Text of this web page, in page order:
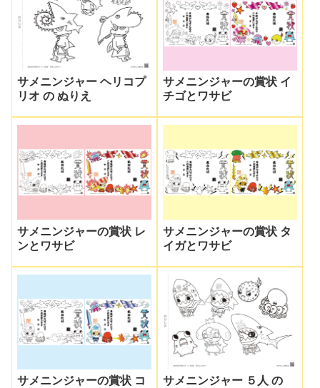
サメニンジャー ヘリコプ
リオ の ぬりえ
サメニンジャーの賞状 イ
チゴとワサビ
サメニンジャーの賞状 レ
ンとワサビ
サメニンジャーの賞状 タ
イガとワサビ
サメニンジャーの賞状 コ
サメニンジャー ５人 の